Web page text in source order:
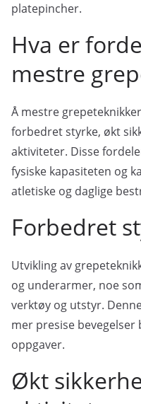
platepincher.
Hva er
mestre
Å mestre
forbedret styrke, økt
aktiviteter. Disse
fysiske kapasiteten og
atletiske og daglige
Forbedret
Utvikling av
og underarmer, noe
verktøy og utstyr.
mer presise
oppgaver.
Økt